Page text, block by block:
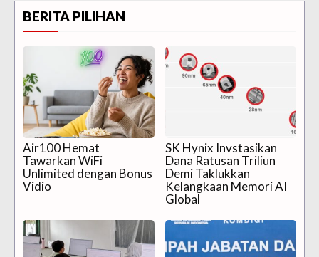
BERITA PILIHAN
Air100 Hemat
Tawarkan WiFi
Unlimited dengan Bonus
Vidio
SK Hynix Invstasikan
Dana Ratusan Triliun
Demi Taklukkan
Kelangkaan Memori AI
Global